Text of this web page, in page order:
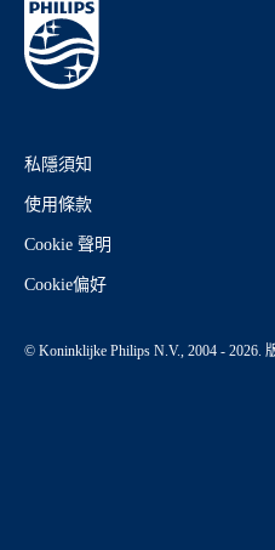
私隱須知
使用條款
Cookie 聲明
Cookie偏好
© Koninklijke Philips N.V., 2004 - 2026.